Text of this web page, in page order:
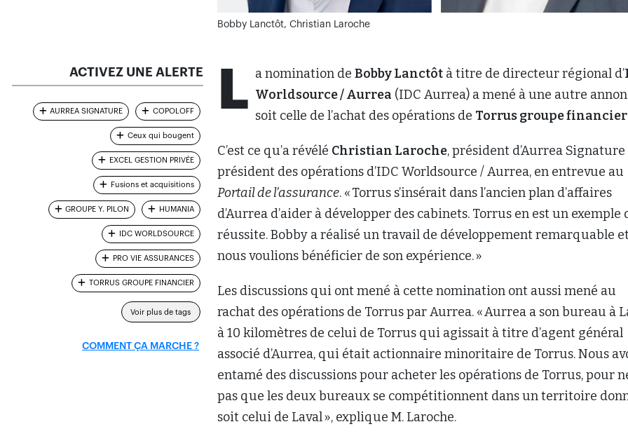
Bobby Lanctôt, Christian Laroche
L a nomination de Bobby Lanctôt à titre de directeur régional d’
Worldsource / Aurrea (IDC Aurrea) a mené à une autre
soit celle de l’achat des opérations de Torrus groupe financier
C’est ce qu’a révélé Christian Laroche, président d’Aurrea
président des opérations d’IDC Worldsource / Aurrea, en entrevue au
Portail de l’assurance. « Torrus s’insérait dans l’ancien plan d’affaires
d’Aurrea d’aider à développer des cabinets. Torrus en est un exemple
réussite. Bobby a réalisé un travail de développement remarquable
nous voulions bénéficier de son expérience. »
Les discussions qui ont mené à cette nomination ont aussi mené au
rachat des opérations de Torrus par Aurrea. « Aurrea a son bureau à
à 10 kilomètres de celui de Torrus qui agissait à titre d’agent général
associé d’Aurrea, qui était actionnaire minoritaire de Torrus. Nous
entamé des discussions pour acheter les opérations de Torrus, pour
pas que les deux bureaux se compétitionnent dans un territoire
soit celui de Laval », explique M. Laroche.
ACTIVEZ UNE ALERTE
AURREA SIGNATURE COPOLOFF
Ceux qui bougent
EXCEL GESTION PRIVÉE
Fusions et acquisitions
GROUPE Y. PILON HUMANIA
IDC WORLDSOURCE
PRO VIE ASSURANCES
TORRUS GROUPE FINANCIER
Voir plus de tags
COMMENT ÇA MARCHE ?